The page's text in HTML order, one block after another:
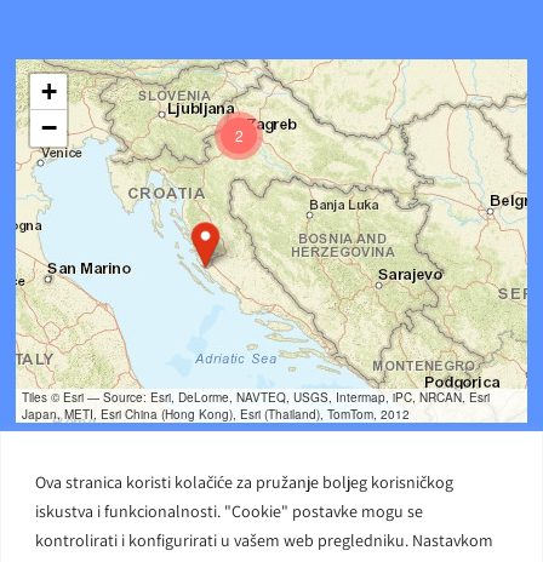
Ova stranica koristi kolačiće za pružanje boljeg korisničkog
iskustva i funkcionalnosti. "Cookie" postavke mogu se
kontrolirati i konfigurirati u vašem web pregledniku. Nastavkom
2
+
−
Tiles © Esri — Source: Esri, DeLorme, NAVTEQ, USGS, Intermap, iPC, NRCAN, Esri
Japan, METI, Esri China (Hong Kong), Esri (Thailand), TomTom, 2012